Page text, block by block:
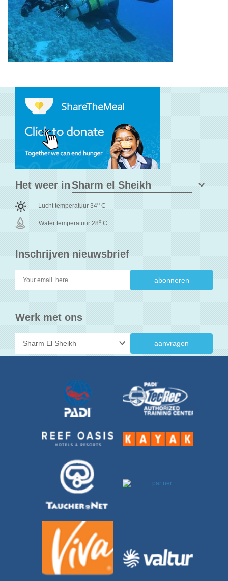
Inschrijven nieuwsbrief
Werk met ons
aanvragen
Het weer in
Lucht temperatuur 34o C
Water temperatuur 28o C